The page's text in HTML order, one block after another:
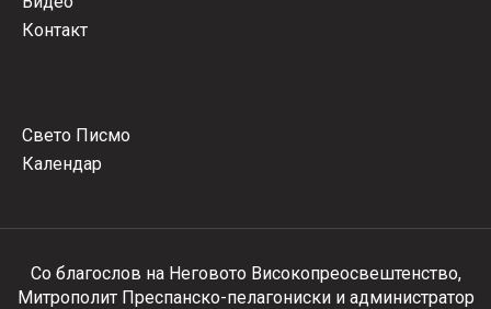
Контакт
Свето Писмо
Календар
Со благослов на Неговото Високопреосвештенство,
Митрополит Преспанско-пелагониски и администратор